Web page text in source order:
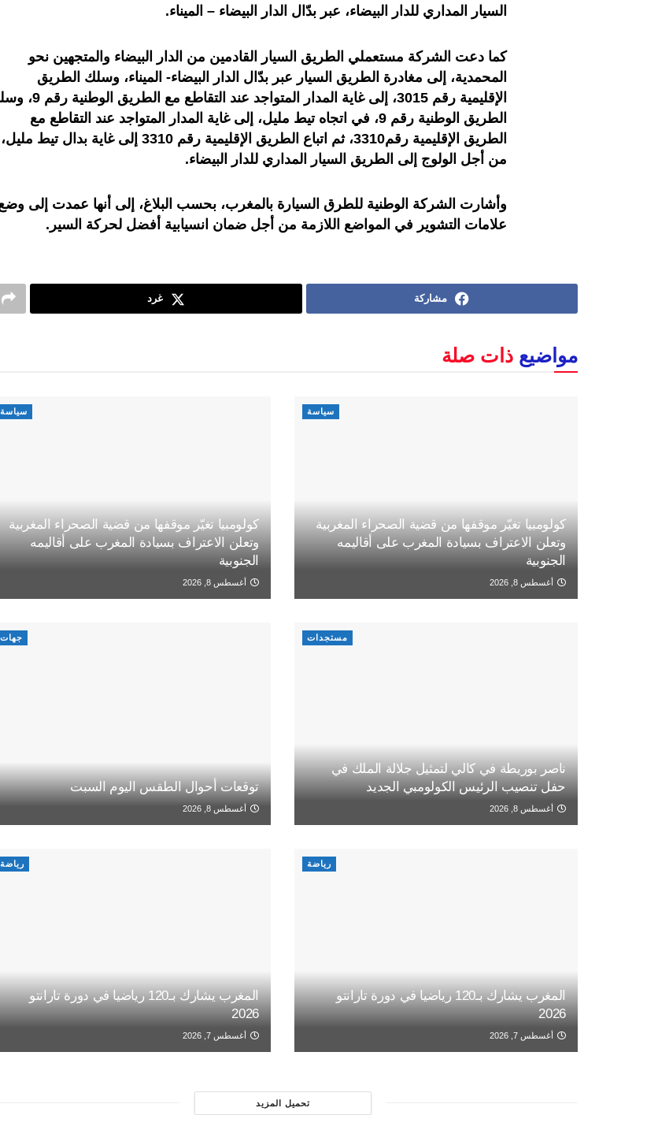
السيار المداري للدار البيضاء، عبر بدّال الدار البيضاء – الميناء.
كما دعت الشركة مستعملي الطريق السيار القادمين من الدار البيضاء والمتجهين نحو
المحمدية، إلى مغادرة الطريق السيار عبر بدّال الدار البيضاء- الميناء، وسلك الطريق
الإقليمية رقم 3015، إلى غاية المدار المتواجد عند التقاطع
الطريق الوطنية رقم 9، في اتجاه تيط مليل، إلى غاية المدار المتواجد عند التقاطع مع
الطريق الإقليمية رقم3310، ثم اتباع الطريق الإقليمية رقم 3310 إلى غاية بدال تيط مليل،
من أجل الولوج إلى الطريق السيار المداري للدار البيضاء.
وأشارت الشركة الوطنية للطرق السيارة بالمغرب، بحسب البلاغ، إلى أنها عمدت إلى
علامات التشوير في المواضع اللازمة من أجل ضمان انسيابية أفضل لحركة السير.
مشاركة غرد
مواضيع ذات صلة
سياسة
كولومبيا تغيّر موقفها من قضية الصحراء المغربية
وتعلن الاعتراف بسيادة المغرب على أقاليمه
الجنوبية
أغسطس 8, 2026
سياسة
كولومبيا تغيّر موقفها من قضية الصحراء المغربية
وتعلن الاعتراف بسيادة المغرب على أقاليمه
الجنوبية
أغسطس 8, 2026
مستجدات
ناصر بوريطة في كالي لتمثيل جلالة الملك في
حفل تنصيب الرئيس الكولومبي الجديد
أغسطس 8, 2026
جهات
توقعات أحوال الطقس اليوم السبت
أغسطس 8, 2026
رياضة
المغرب يشارك بـ120 رياضيا في دورة تارانتو
2026
أغسطس 7, 2026
رياضة
المغرب يشارك بـ120 رياضيا في دورة تارانتو
2026
أغسطس 7, 2026
تحميل المزيد